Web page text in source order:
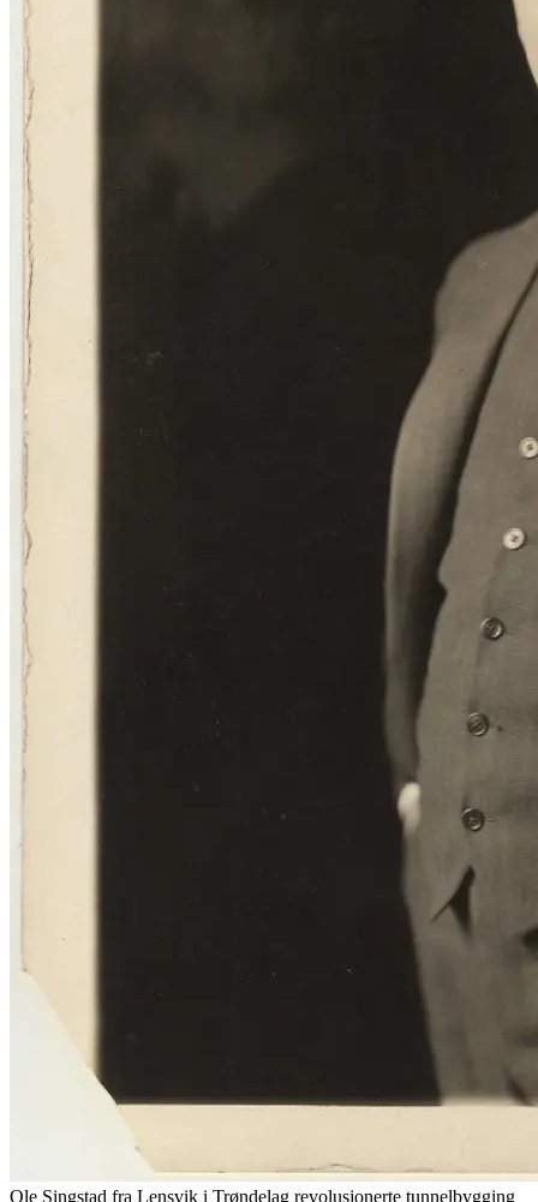
Ole Singstad fra Lensvik i Trøndelag revolusjonerte tunnelbygging